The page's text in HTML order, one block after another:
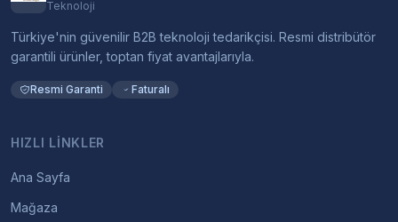
Teknoloji
Türkiye'nin güvenilir B2B teknoloji tedarikçisi. Resmi distribütör
garantili ürünler, toptan fiyat avantajlarıyla.
Resmi Garanti Faturalı
HIZLI LINKLER
Ana Sayfa
Mağaza